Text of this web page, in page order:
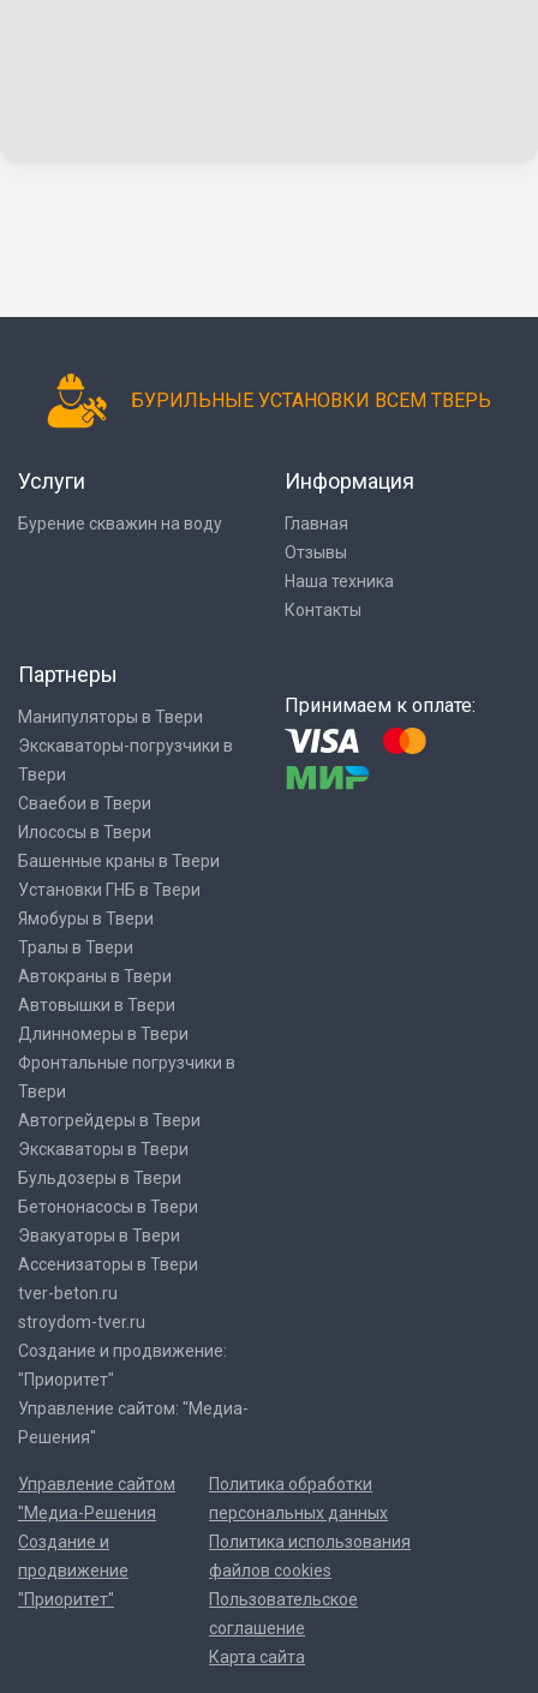
БУРИЛЬНЫЕ УСТАНОВКИ ВСЕМ ТВЕРЬ
Услуги
Бурение скважин на воду
Информация
Главная
Отзывы
Наша техника
Контакты
Партнеры
Манипуляторы в Твери
Экскаваторы-погрузчики в
Твери
Сваебои в Твери
Илососы в Твери
Башенные краны в Твери
Установки ГНБ в Твери
Ямобуры в Твери
Тралы в Твери
Автокраны в Твери
Автовышки в Твери
Длинномеры в Твери
Фронтальные погрузчики в
Твери
Автогрейдеры в Твери
Экскаваторы в Твери
Бульдозеры в Твери
Бетононасосы в Твери
Эвакуаторы в Твери
Ассенизаторы в Твери
tver-beton.ru
stroydom-tver.ru
Создание и продвижение:
"Приоритет"
Управление сайтом: "Медиа-
Решения"
Принимаем к оплате:
Управление сайтом
"Медиа-Решения
Создание и
продвижение
"Приоритет"
Политика обработки
персональных данных
Политика использования
файлов cookies
Пользовательское
соглашение
Карта сайта